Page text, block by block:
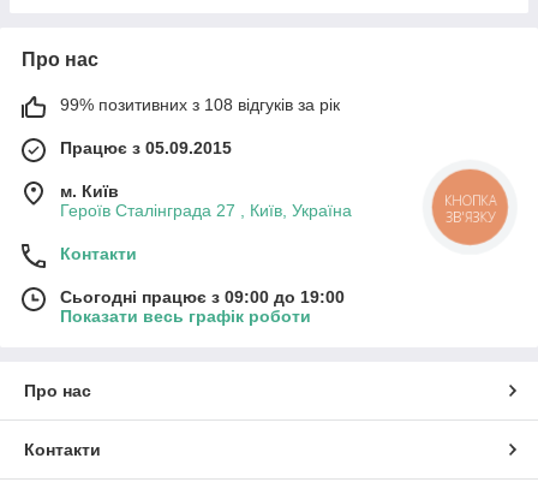
Про нас
99% позитивних з 108 відгуків за рік
Працює з 05.09.2015
м. Київ
Героїв Сталінграда 27 , Київ, Україна
Контакти
Сьогодні працює з 09:00 до 19:00
Показати весь графік роботи
Про нас
Контакти